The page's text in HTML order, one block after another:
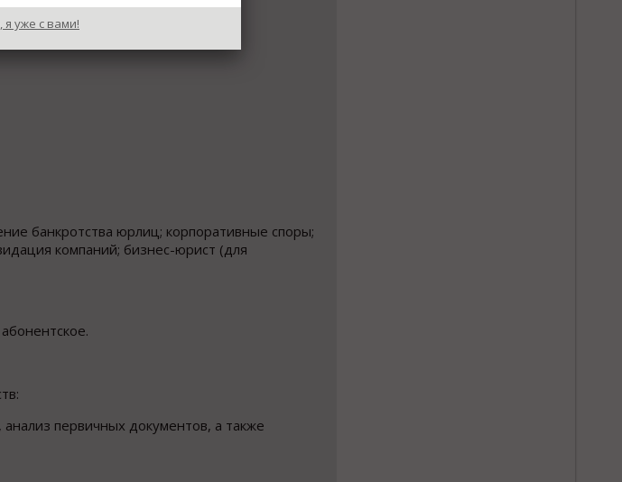
банкротства юрлиц; корпоративные споры;
компаний; бизнес-юрист (для
первичных документов, а также
я уже с вами!